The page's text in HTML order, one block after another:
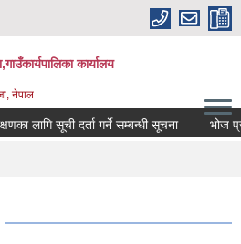
कार्यालय
नेपाल
लागि सूची दर्ता गर्ने सम्बन्धी सूचना भोज